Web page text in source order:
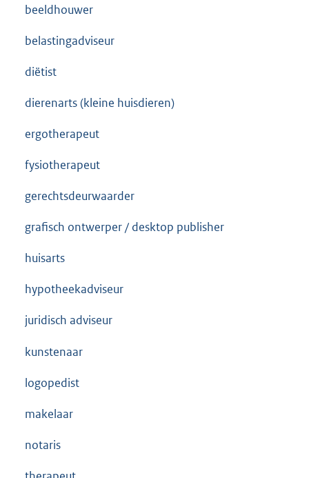
beeldhouwer
belastingadviseur
diëtist
dierenarts (kleine huisdieren)
ergotherapeut
fysiotherapeut
gerechtsdeurwaarder
grafisch ontwerper / desktop publisher
huisarts
hypotheekadviseur
juridisch adviseur
kunstenaar
logopedist
makelaar
notaris